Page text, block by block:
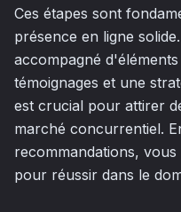
Ces étapes sont
présence en ligne
accompagné
témoignages et une
est crucial pour attirer
marché concurrentiel.
recommandations,
pour réussir dans le